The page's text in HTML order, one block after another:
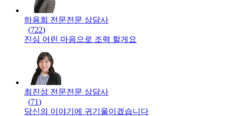
하용희 전문전문 상담사
(722)
진심 어린 마음으로 조력 할게요
최진성 전문전문 상담사
(71)
당신의 이야기에 귀기울이겠습니다